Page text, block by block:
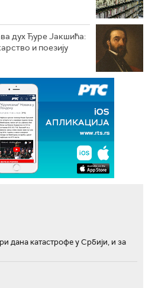
дух Ђуре Јакшића:
и поезију
дана катастрофе у Србији, и за